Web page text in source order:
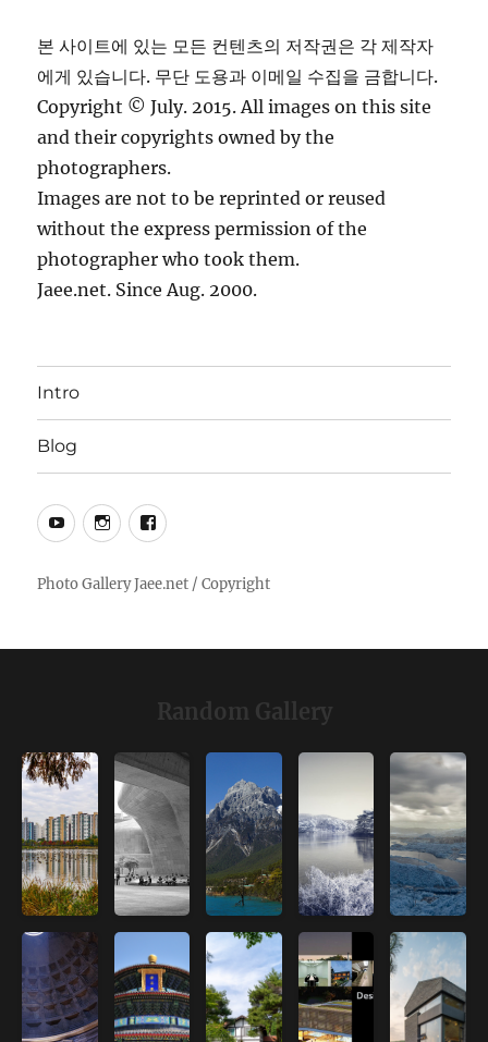
본 사이트에 있는 모든 컨텐츠의 저작권은 각 제작자
에게 있습니다. 무단 도용과 이메일 수집을 금합니다.
Copyright © July. 2015. All images on this site
and their copyrights owned by the
photographers.
Images are not to be reprinted or reused
without the express permission of the
photographer who took them.
Jaee.net. Since Aug. 2000.
Intro
Blog
YouTubeInstagramFacebook
Random Gallery